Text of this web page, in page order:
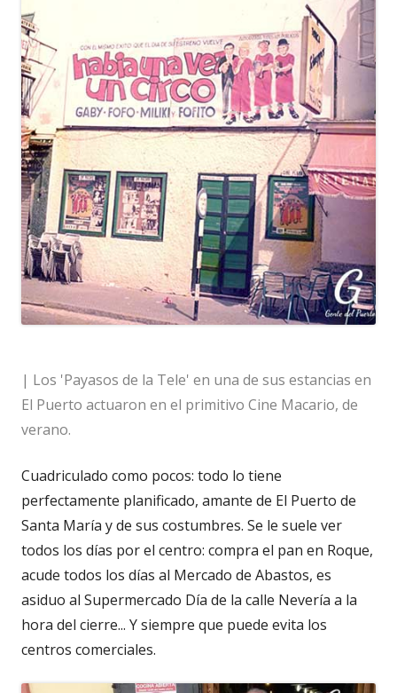
| Los 'Payasos de la Tele' en una de sus estancias en
El Puerto actuaron en el primitivo Cine Macario, de
verano.
Cuadriculado como pocos: todo lo tiene
perfectamente planificado, amante de El Puerto de
Santa María y de sus costumbres. Se le suele ver
todos los días por el centro: compra el pan en Roque,
acude todos los días al Mercado de Abastos, es
asiduo al Supermercado Día de la calle Nevería a la
hora del cierre... Y siempre que puede evita los
centros comerciales.